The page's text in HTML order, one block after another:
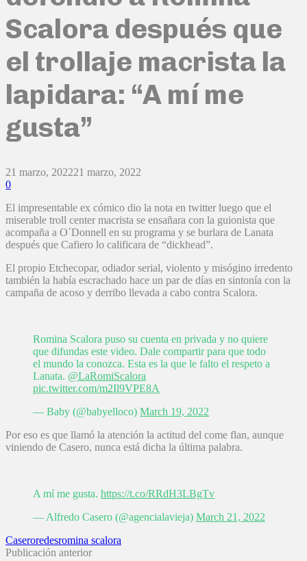
Scalora después que
el trollaje macrista la
lapidara: “A mí me
gusta”
21 marzo, 202221 marzo, 2022
0
El impresentable ex cómico dio la nota en twitter luego que el
miserable troll center macrista se ensañara con la guionista que
acompaña a O´Donnell en su programa y se burlara de Lanata
después que Cafiero lo calificara de “dickhead”.
El propio Etchecopar, odiador serial, violento y misógino irredento
también la había escrachado hace un par de días en sintonía con la
campaña de acoso y derribo llevada a cabo contra Scalora.
Romina Scalora puso su cuenta en privada y no quiere
que difundas este video. Dale compartir para que todo
el mundo la conozca. Esta es la que le falto el respeto a
Lanata. @LaRomiScalora
pic.twitter.com/m2Il9VPE8A
— Baby (@babyelloco) March 19, 2022
Por eso es que llamó la atención la actitud del come flan, aunque
viniendo de Casero, nunca está dicha la última palabra.
A mí me gusta. https://t.co/RRdH3LBgTv
— Alfredo Casero (@agencialavieja) March 21, 2022
Caseroredesromina scalora
Publicación anterior